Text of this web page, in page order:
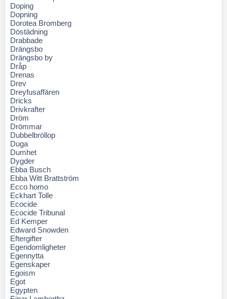
Doping
Dopning
Dorotea Bromberg
Döstädning
Drabbade
Drängsbo
Drängsbo by
Dråp
Drenas
Drev
Dreyfusaffären
Dricks
Drivkrafter
Dröm
Drömmar
Dubbelbröllop
Duga
Dumhet
Dygder
Ebba Busch
Ebba Witt Brattström
Ecco homo
Eckhart Tolle
Ecocide
Ecocide Tribunal
Ed Kemper
Edward Snowden
Eftergifter
Egendomligheter
Egennytta
Egenskaper
Egoism
Egot
Egypten